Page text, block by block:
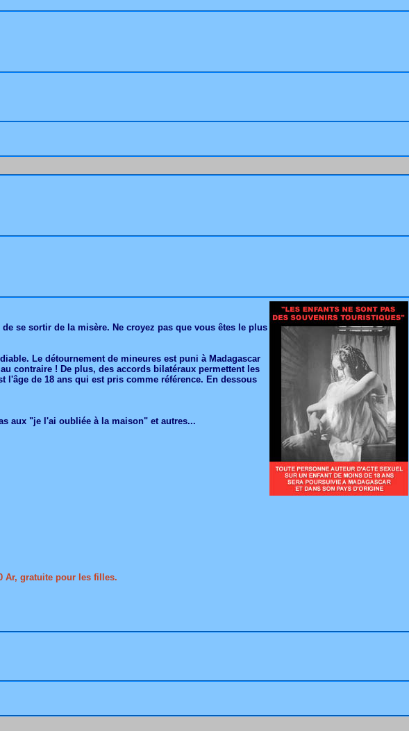
se sortir de la misère. Ne croyez pas que vous êtes le plus
Le détournement de mineures est puni à Madagascar
contraire ! De plus, des accords bilatéraux permettent les
de 18 ans qui est pris comme référence. En dessous
aux "je l'ai oubliée à la maison" et autres...
Ar, gratuite pour les filles.